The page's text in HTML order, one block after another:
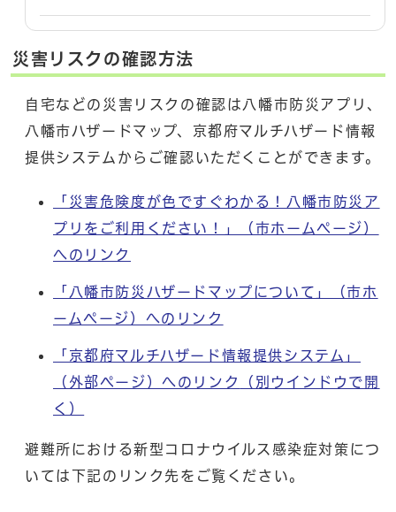
災害リスクの確認方法
自宅などの災害リスクの確認は八幡市防災アプリ、
八幡市ハザードマップ、京都府マルチハザード情報
提供システムからご確認いただくことができます。
「災害危険度が色ですぐわかる！八幡市防災ア
プリをご利用ください！」（市ホームページ）
へのリンク
「八幡市防災ハザードマップについて」（市ホ
ームページ）へのリンク
「京都府マルチハザード情報提供システム」
（外部ページ）へのリンク
（別ウインドウで開
く）
避難所における新型コロナウイルス感染症対策につ
いては下記のリンク先をご覧ください。